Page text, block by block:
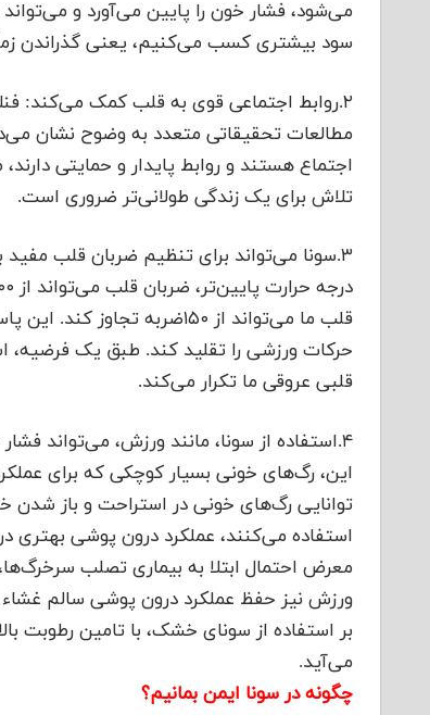
می‌شود، فشار خون را پایین می‌آورد و
سود بیشتری کسب می‌کنیم، یعنی گذراندن
۲.روابط اجتماعی قوی به قلب کمک می‌کند:
مطالعات تحقیقاتی متعدد به وضوح نشان
اجتماع هستند و روابط پایدار و حمایتی
تلاش برای یک زندگی طولانی‌تر ضروری است.
۳.سونا می‌تواند برای تنظیم ضربان قلب
قلب ما می‌تواند از ۱۵۰ضربه
حرکات ورزشی را تقلید کند. طبق یک فرضیه،
قلبی عروقی ما تکرار می‌کند.
۴.استفاده از سونا، مانند ورزش، می‌تواند
این، رگ‌های خونی بسیار کوچکی که برای
توانایی رگ‌های خونی در استراحت و باز شدن
استفاده می‌کنند، عملکرد درون پوشی بهتری
معرض احتمال ابتلا به بیماری تصلب
ورزش نیز حفظ عملکرد درون پوشی سالم غشاء
بر استفاده از سونای خشک، با تامین رطوبت
می‌آید.
چگونه در سونا ایمن بمانیم؟